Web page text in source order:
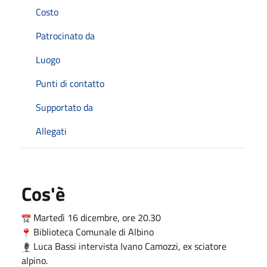
Costo
Patrocinato da
Luogo
Punti di contatto
Supportato da
Allegati
Cos'è
Martedì 16 dicembre, ore 20.30
Biblioteca Comunale di Albino
Luca Bassi intervista Ivano Camozzi, ex sciatore
alpino.